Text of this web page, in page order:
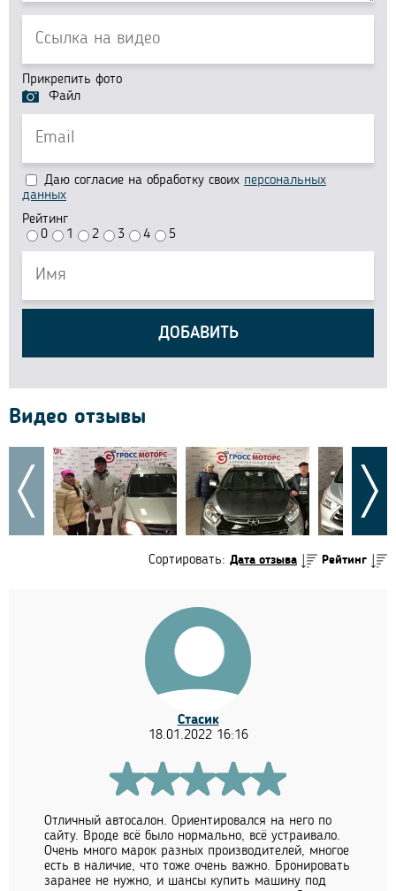
Прикрепить фото
Файл
Даю согласие на обработку своих персональных
данных
Рейтинг
0
1 2 3 4 5
ДОБАВИТЬ
Видео отзывы
Сортировать: Дата отзыва Рейтинг
Стасик
18.01.2022 16:16
Отличный автосалон. Ориентировался на него по
сайту. Вроде всё было нормально, всё устраивало.
Очень много марок разных производителей, многое
есть в наличие, что тоже очень важно. Бронировать
заранее не нужно, и шансы купить машину под